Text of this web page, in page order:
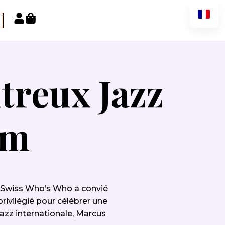
Jazz
Who’s Who a convié
pour célébrer une
internationale, Marcus